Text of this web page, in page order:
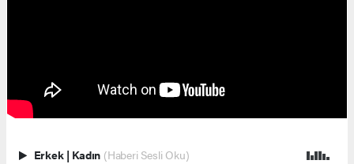
Erkek | Kadın (Haberi Sesli Oku)